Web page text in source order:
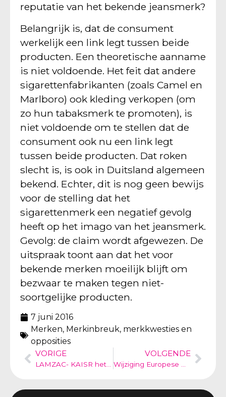
reputatie van het bekende jeansmerk?
Belangrijk is, dat de consument
werkelijk een link legt tussen beide
producten. Een theoretische aanname
is niet voldoende. Het feit dat andere
sigarettenfabrikanten (zoals Camel en
Marlboro) ook kleding verkopen (om
zo hun tabaksmerk te promoten), is
niet voldoende om te stellen dat de
consument ook nu een link legt
tussen beide producten. Dat roken
slecht is, is ook in Duitsland algemeen
bekend. Echter, dit is nog geen bewijs
voor de stelling dat het
sigarettenmerk een negatief gevolg
heeft op het imago van het jeansmerk.
Gevolg: de claim wordt afgewezen. De
uitspraak toont aan dat het voor
bekende merken moeilijk blijft om
bezwaar te maken tegen niet-
soortgelijke producten.
7 juni 2016
Merken, Merkinbreuk, merkkwesties en
opposities
VORIGE
VOLGENDE